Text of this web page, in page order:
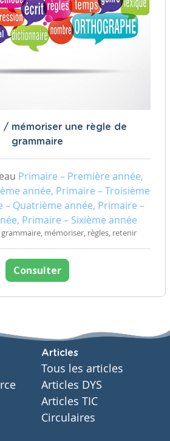
/ mémoriser une règle de
grammaire
Primaire – Première année,
année, Primaire – Troisième
– Quatrième année, Primaire –
Primaire – Sixième année
grammaire, mémoriser, règles, retenir
Consulter
Articles
Tous les articles
Articles DYS
Articles TIC
Circulaires